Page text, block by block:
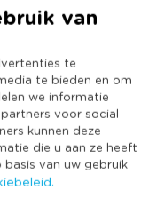
van
te
te bieden en om
we informatie
voor social
kunnen deze
die u aan ze heeft
van uw gebruik